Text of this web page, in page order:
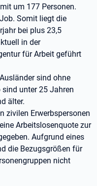
um 177 Personen.
Somit liegt die
bei plus 23,5
in der
für Arbeit geführt
sind ohne
unter 25 Jahren
älter.
zivilen Erwerbspersonen
Arbeitslosenquote zur
Aufgrund eines
die Bezugsgrößen für
nicht